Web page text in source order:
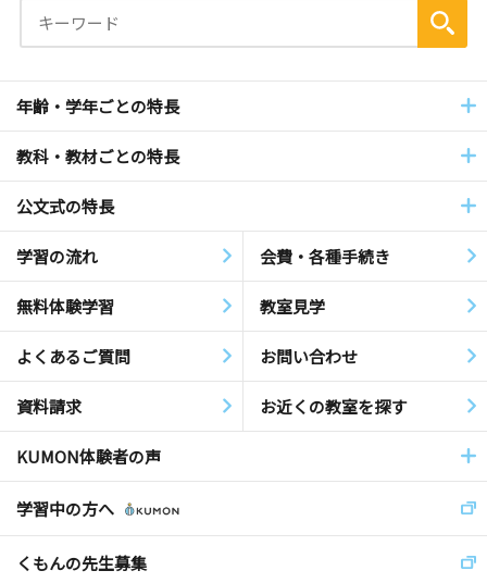
年齢・学年ごとの特長
教科・教材ごとの特長
公文式の特長
学習の流れ 会費・各種手続き
無料体験学習 教室見学
よくあるご質問 お問い合わせ
資料請求 お近くの教室を探す
KUMON体験者の声
学習中の方へ
くもんの先生募集